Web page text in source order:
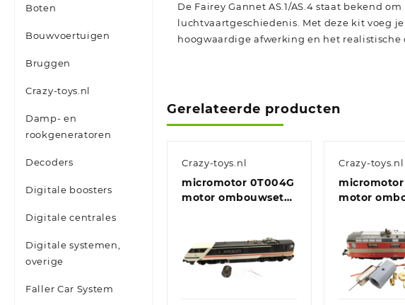
Boten
Bouwvoertuigen
Bruggen
Crazy-toys.nl
Damp- en
rookgeneratoren
Decoders
Digitale boosters
Digitale centrales
Digitale systemen,
overige
Faller Car System
De Fairey Gannet AS.1/AS.4 staat bekend
luchtvaartgeschiedenis. Met deze kit voeg
hoogwaardige afwerking en het
Gerelateerde producten
Crazy-toys.nl
micromotor 0T004G
motor ombouwset
Class 43, Class 86,
Class 90, Class 91 ,
Class 110, Class 253 ,
Crazy-toys.nl
micromotor
motor